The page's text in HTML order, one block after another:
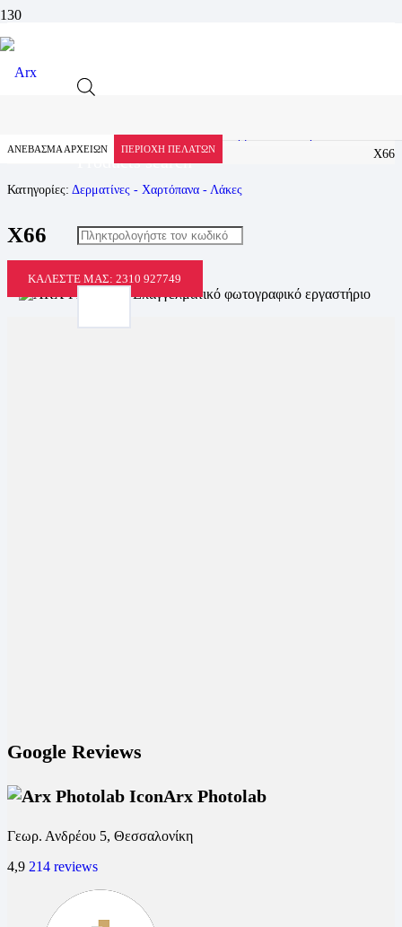
Products search
ΑΝΕΒΑΣΜΑ ΑΡΧΕΙΩΝ ΠΕΡΙΟΧΗ ΠΕΛΑΤΩΝ
Προϊόν
X66
Κατηγορίες: Δερματίνες - Χαρτόπανα - Λάκες
X66
ΚΑΛΈΣΤΕ ΜΑΣ: 2310 927749
Google Reviews
Arx Photolab
Γεωρ. Ανδρέου 5, Θεσσαλονίκη
4,9 214 reviews